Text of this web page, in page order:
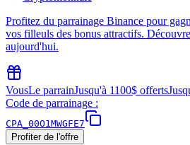
Profitez du parrainage Binance pour
vos filleuls des bonus attractifs.
aujourd'hui.
VousLe parrainJusqu'à 1100$ offerts
Code de parrainage :
CPA_00O1MWGFE7
Profiter de l'offre